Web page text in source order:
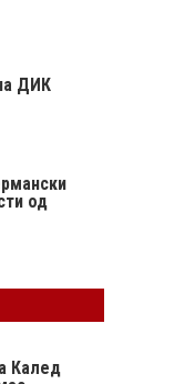
ДИК
од
Калед